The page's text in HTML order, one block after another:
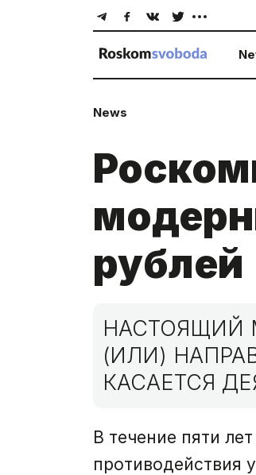
News
рублей
НАСТОЯЩИЙ
(ИЛИ)
КАСАЕТСЯ
В течение пяти
противодействия